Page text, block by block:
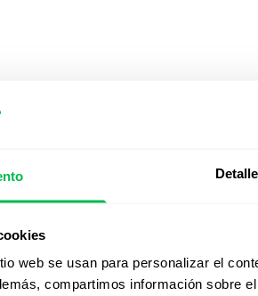
web se usan para personalizar el
compartimos información sobre